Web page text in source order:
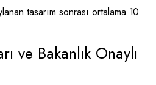
tasarım sonrası ortalama 10
ve Bakanlık Onaylı